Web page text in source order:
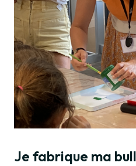
Je fabrique ma